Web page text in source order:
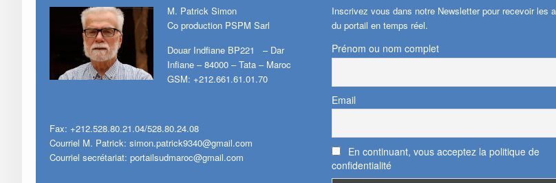
M. Patrick Simon
Co production PSPM Sarl
Douar Indfiane BP221 – Dar
Infiane – 84000 – Tata – Maroc
GSM: +212.661.61.01.70
Fax: +212.528.80.21.04/528.80.24.08
Courriel M. Patrick: simon.patrick9340@gmail.com
Courriel secrétariat: portailsudmaroc@gmail.com
Inscrivez vous dans notre Newsletter pour recevoir les
du portail en temps réel.
Prénom ou nom complet
Email
En continuant, vous acceptez la politique de
confidentialité